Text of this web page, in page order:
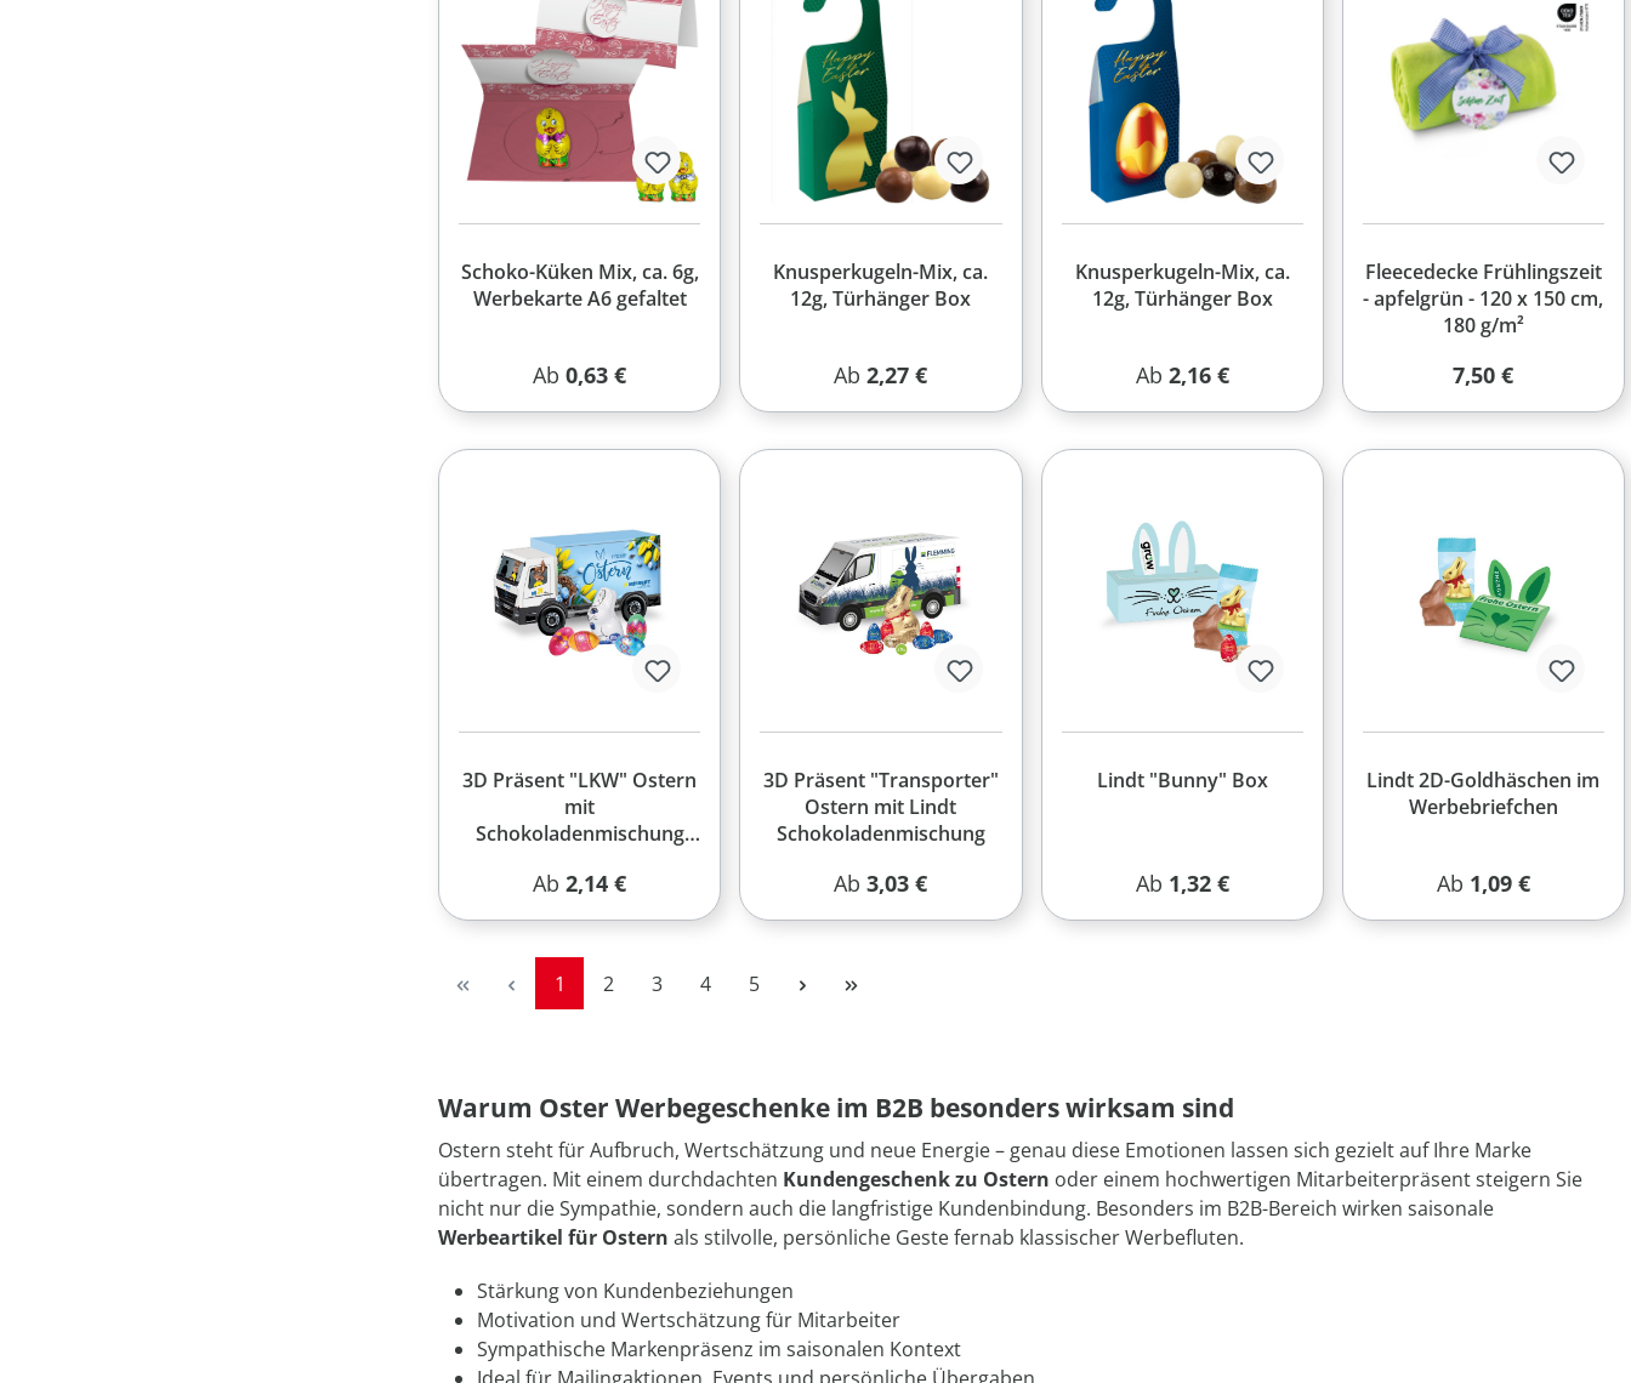
Schoko-Küken Mix, ca. 6g,
Werbekarte A6 gefaltet
Regulärer Preis:
Ab0,63 €
Knusperkugeln-Mix, ca.
12g, Türhänger Box
Regulärer Preis:
Ab2,27 €
Knusperkugeln-Mix, ca.
12g, Türhänger Box
Regulärer Preis:
Ab 2,16 €
Fleecedecke Frühlingszeit
- apfelgrün - 120 x 150 cm,
180 g/m²
Regulärer Preis:
7,50 €
3D Präsent "LKW" Ostern
mit
Schokoladenmischung
Regulärer Preis:
Ab2,14 €
3D Präsent "Transporter"
Ostern mit Lindt
Schokoladenmischung
Regulärer Preis:
Ab3,03 €
Lindt "Bunny" Box
Regulärer Preis:
Ab 1,32 €
Lindt 2D-Goldhäschen im
Werbebriefchen
Regulärer Preis:
Ab 1,09 €
Seite
1 Seite
2 Seite
3 Seite
4 Seite
5
Warum Oster Werbegeschenke im B2B besonders wirksam sind
Ostern steht für Aufbruch, Wertschätzung und neue Energie – genau diese Emotionen lassen sich gezielt auf Ihre Marke
übertragen. Mit einem durchdachten Kundengeschenk zu Ostern oder einem hochwertigen Mitarbeiterpräsent steigern Sie
nicht nur die Sympathie, sondern auch die langfristige Kundenbindung. Besonders im B2B-Bereich wirken saisonale
Werbeartikel für Ostern als stilvolle, persönliche Geste fernab klassischer Werbefluten.
Stärkung von Kundenbeziehungen
Motivation und Wertschätzung für Mitarbeiter
Sympathische Markenpräsenz im saisonalen Kontext